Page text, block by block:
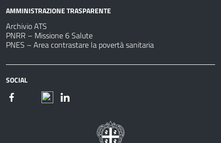
AMMINISTRAZIONE TRASPARENTE
Archivio ATS
PNRR – Missione 6 Salute
PNES – Area contrastare la povertà sanitaria
SOCIAL